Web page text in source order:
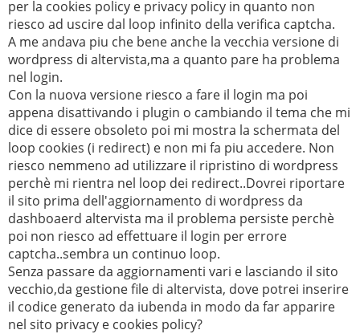
per la cookies policy e privacy policy in quanto non
riesco ad uscire dal loop infinito della verifica captcha.
A me andava piu che bene anche la vecchia versione di
wordpress di altervista,ma a quanto pare ha problema
nel login.
Con la nuova versione riesco a fare il login ma poi
appena disattivando i plugin o cambiando il tema che mi
dice di essere obsoleto poi mi mostra la schermata del
loop cookies (i redirect) e non mi fa piu accedere. Non
riesco nemmeno ad utilizzare il ripristino di wordpress
perchè mi rientra nel loop dei redirect..Dovrei riportare
il sito prima dell'aggiornamento di wordpress da
dashboaerd altervista ma il problema persiste perchè
poi non riesco ad effettuare il login per errore
captcha..sembra un continuo loop.
Senza passare da aggiornamenti vari e lasciando il sito
vecchio,da gestione file di altervista, dove potrei inserire
il codice generato da iubenda in modo da far apparire
nel sito privacy e cookies policy?